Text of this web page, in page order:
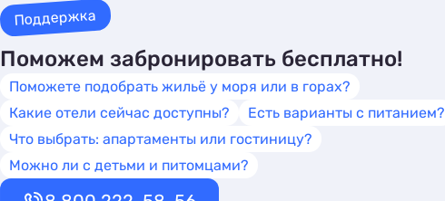
Поддержка
Поможем забронировать бесплатно!
Поможете подобрать жильё у моря или в горах?
Какие отели сейчас доступны?
Есть варианты с питанием?
Что выбрать: апартаменты или гостиницу?
Можно ли с детьми и питомцами?